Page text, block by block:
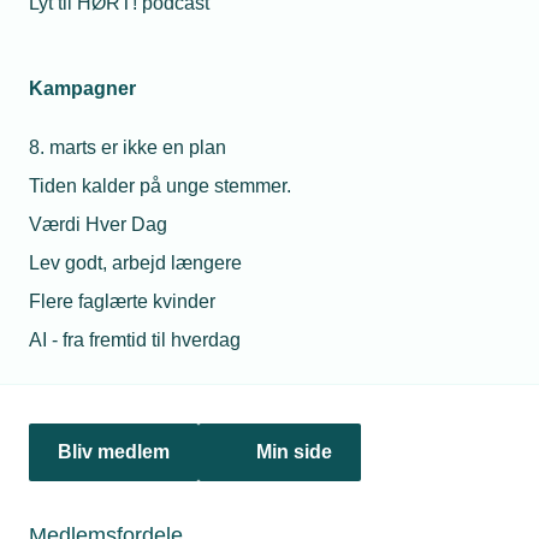
Kampagner
8. marts er ikke en plan
Tiden kalder på unge stemmer.
Værdi Hver Dag
Lev godt, arbejd længere
Flere faglærte kvinder
AI - fra fremtid til hverdag
Bliv medlem Min side
14. oktober 2025
EU vil hæve ståltold og stramme importkvoter
EU-Kommissionen vil styrke den europæiske stålindustri
med nye handelsrestriktioner og en markant højere
importtold. Det kan få direkte betydning for tekniske